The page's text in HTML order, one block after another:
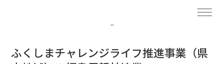
ふくしまチャレンジライフ推進事業（県